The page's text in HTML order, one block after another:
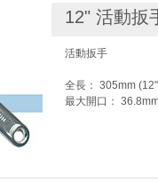
12" 活動扳
活動扳手
全長： 305mm
最大開口：